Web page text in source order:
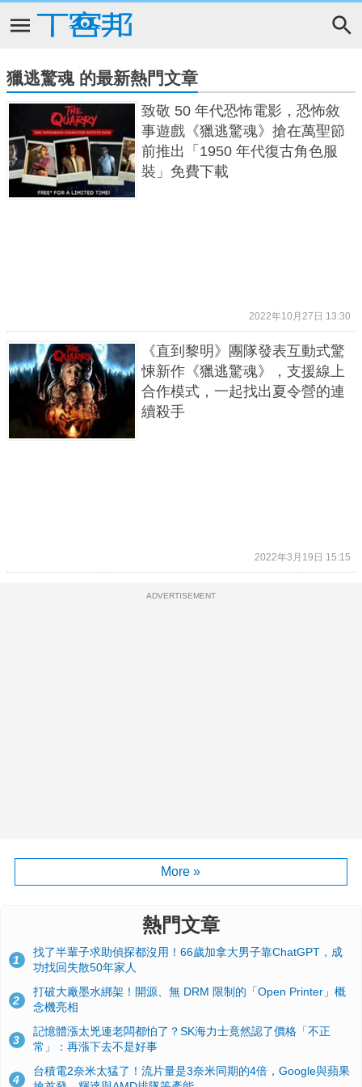
獵逃驚魂 的最新熱門文章
致敬 50 年代恐怖電影，恐怖敘
事遊戲《獵逃驚魂》搶在萬聖節
前推出「1950 年代復古角色服
裝」免費下載
2022年10月27日 13:30
《直到黎明》團隊發表互動式驚
悚新作《獵逃驚魂》，支援線上
合作模式，一起找出夏令營的連
續殺手
2022年3月19日 15:15
ADVERTISEMENT
More »
熱門文章
1
找了半輩子求助偵探都沒用！66歲加拿大男子靠ChatGPT，成
功找回失散50年家人
2
打破大廠墨水綁架！開源、無 DRM 限制的「Open Printer」概
念機亮相
3
記憶體漲太兇連老闆都怕了？SK海力士竟然認了價格「不正
常」：再漲下去不是好事
4
台積電2奈米太猛了！流片量是3奈米同期的4倍，Google與蘋果